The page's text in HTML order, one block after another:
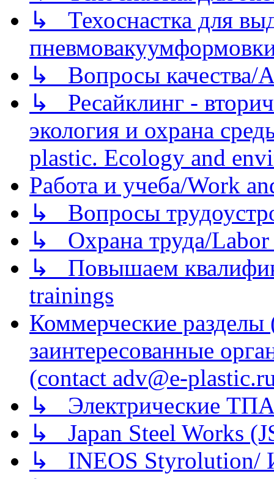
↳ Техоснастка для
↳ Вопросы качества/
↳ Ресайклинг -
экология и охрана
plastic. Ecology and
Работа и учеба/Work
↳ Вопросы
↳ Охрана труда/Labor
↳ Повышаем
trainings
Коммерческие
заинтересованные
(contact adv@e-
↳ Электрические
↳ Japan Steel Works
↳ INEOS